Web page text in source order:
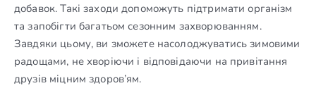
добавок. Такі заходи допоможуть підтримати організм
та запобігти багатьом сезонним захворюванням.
Завдяки цьому, ви зможете насолоджуватись зимовими
радощами, не хворіючи і відповідаючи на привітання
друзів міцним здоров’ям.